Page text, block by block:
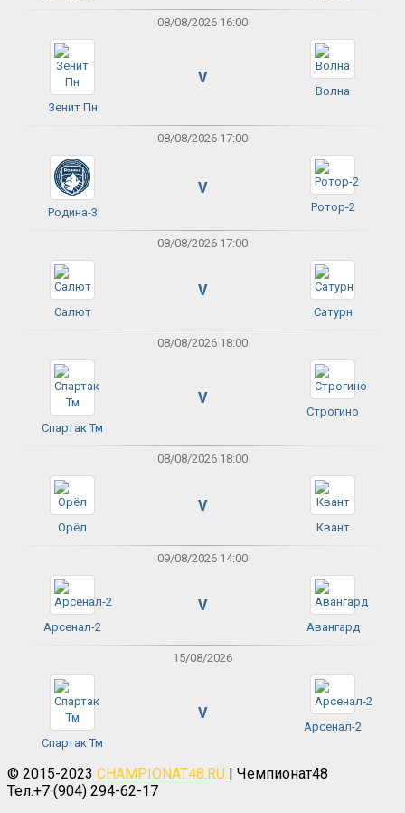
08/08/2026 16:00
Зенит Пн
V
Волна
08/08/2026 17:00
Родина-3
V
Ротор-2
08/08/2026 17:00
Салют
V
Сатурн
08/08/2026 18:00
Спартак Тм
V
Строгино
08/08/2026 18:00
Орёл
V
Квант
09/08/2026 14:00
Арсенал-2
V
Авангард
15/08/2026
Спартак Тм
V
Арсенал-2
© 2015-2023 CHAMPIONAT48.RU | Чемпионат48
Тел.+7 (904) 294-62-17